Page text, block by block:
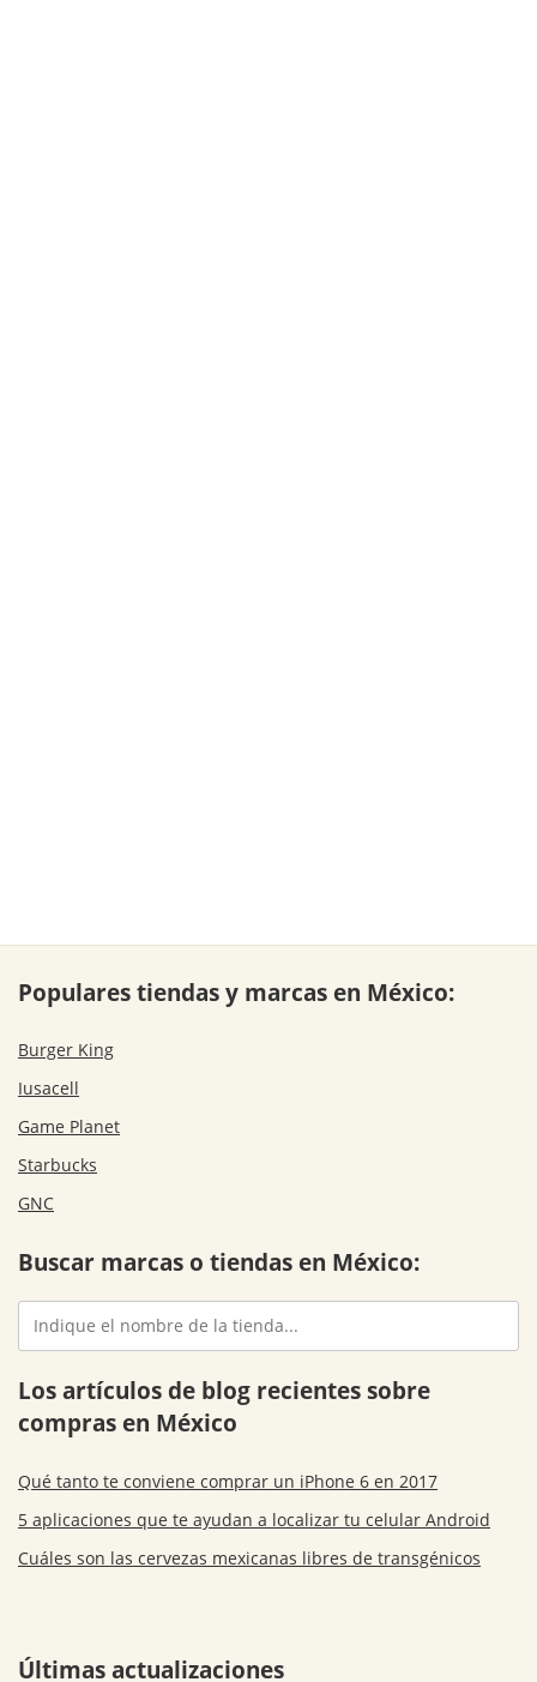
Populares tiendas y marcas en México:
Burger King
Iusacell
Game Planet
Starbucks
GNC
Buscar marcas o tiendas en México:
Los artículos de blog recientes sobre
compras en México
Qué tanto te conviene comprar un iPhone 6 en 2017
5 aplicaciones que te ayudan a localizar tu celular Android
Cuáles son las cervezas mexicanas libres de transgénicos
Últimas actualizaciones